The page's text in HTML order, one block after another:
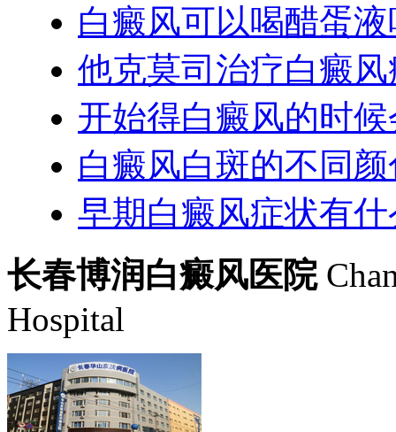
白癜风可以喝醋蛋液
他克莫司治疗白癜
开始得白癜风的时
白癜风白斑的不同颜
早期白癜风症状有什
长春博润白癜风医院
Hospital